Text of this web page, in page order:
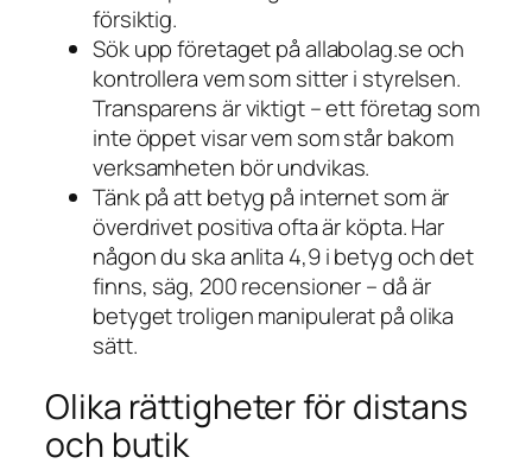
försiktig.
Sök upp företaget på allabolag.se och
kontrollera vem som sitter i styrelsen.
Transparens är viktigt – ett företag som
inte öppet visar vem som står bakom
verksamheten bör undvikas.
Tänk på att betyg på internet som är
överdrivet positiva ofta är köpta. Har
någon du ska anlita 4,9 i betyg och det
finns, säg, 200 recensioner – då är
betyget troligen manipulerat på olika
sätt.
Olika rättigheter för distans
och butik